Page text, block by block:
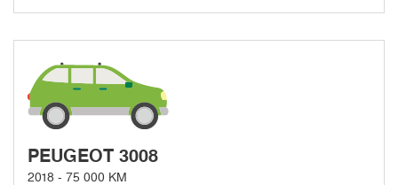
PEUGEOT 3008
2018 - 75 000 KM